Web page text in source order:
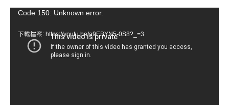
視Code 150: Unknown error.
下載檔案: https://youtu.be/a9EBYN5-0S8?_=3